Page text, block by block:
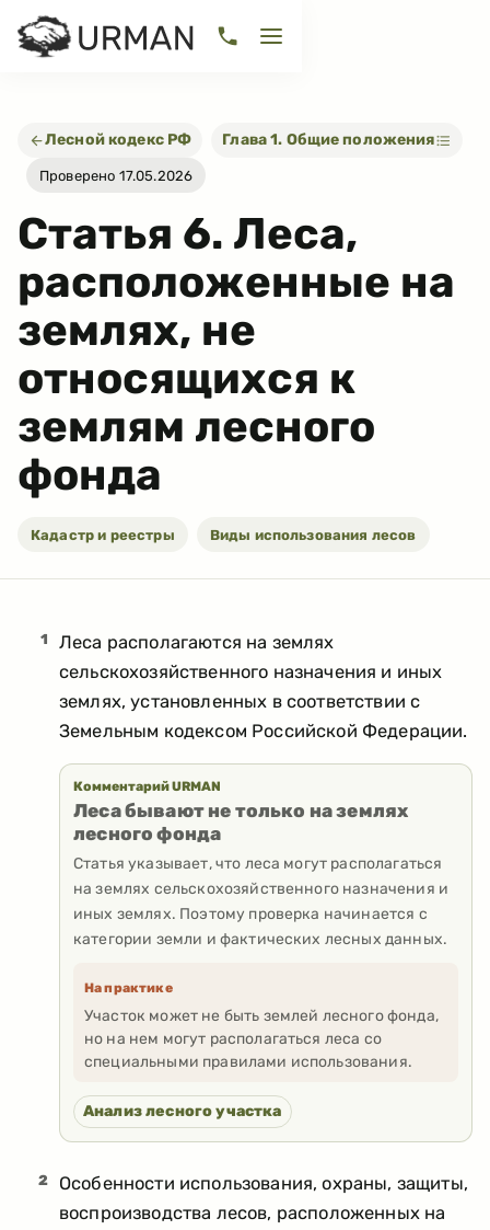
Лесной кодекс РФ Глава 1. Общие положения
Проверено 17.05.2026
Статья 6. Леса,
расположенные на
землях, не
относящихся к
землям лесного
фонда
Кадастр и реестры Виды использования лесов
1
Леса располагаются на землях
сельскохозяйственного назначения и иных
землях, установленных в соответствии с
Земельным кодексом Российской Федерации.
Комментарий URMAN
Леса бывают не только на землях
лесного фонда
Статья указывает, что леса могут располагаться
на землях сельскохозяйственного назначения и
иных землях. Поэтому проверка начинается с
категории земли и фактических лесных данных.
На практике
Участок может не быть землей лесного фонда,
но на нем могут располагаться леса со
специальными правилами использования.
Анализ лесного участка
2
Особенности использования, охраны, защиты,
воспроизводства лесов, расположенных на